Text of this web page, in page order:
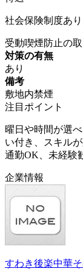
社会保険制度あり
受動喫煙防止の
対策の有無
あり
備考
敷地内禁煙
注目ポイント
曜日や時間が選
い付き、スキル
通勤OK、未経験
企業情報
すわき後楽中華